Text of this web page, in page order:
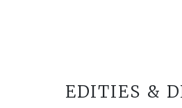
EDITIES &